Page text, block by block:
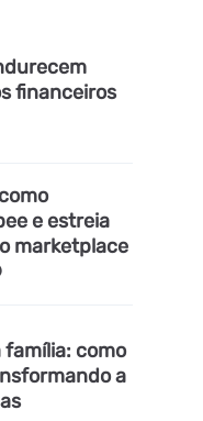
financeiros
e estreia
marketplace
família: como
a